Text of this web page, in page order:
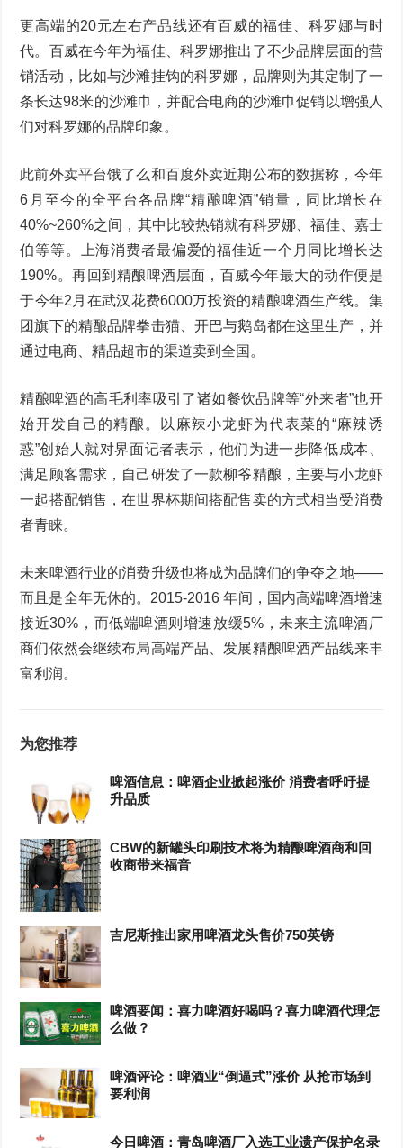
更高端的20元左右产品线还有百威的福佳、科罗娜与时
代。百威在今年为福佳、科罗娜推出了不少品牌层面的营
销活动，比如与沙滩挂钩的科罗娜，品牌则为其定制了一
条长达98米的沙滩巾，并配合电商的沙滩巾促销以增强人
们对科罗娜的品牌印象。
此前外卖平台饿了么和百度外卖近期公布的数据称，今年
6月至今的全平台各品牌“精酿啤酒”销量，同比增长在
40%~260%之间，其中比较热销就有科罗娜、福佳、嘉士
伯等等。上海消费者最偏爱的福佳近一个月同比增长达
190%。再回到精酿啤酒层面，百威今年最大的动作便是
于今年2月在武汉花费6000万投资的精酿啤酒生产线。集
团旗下的精酿品牌拳击猫、开巴与鹅岛都在这里生产，并
通过电商、精品超市的渠道卖到全国。
精酿啤酒的高毛利率吸引了诸如餐饮品牌等“外来者”也开
始开发自己的精酿。以麻辣小龙虾为代表菜的“麻辣诱
惑”创始人就对界面记者表示，他们为进一步降低成本、
满足顾客需求，自己研发了一款柳爷精酿，主要与小龙虾
一起搭配销售，在世界杯期间搭配售卖的方式相当受消费
者青睐。
未来啤酒行业的消费升级也将成为品牌们的争夺之地——
而且是全年无休的。2015-2016 年间，国内高端啤酒增速
接近30%，而低端啤酒则增速放缓5%，未来主流啤酒厂
商们依然会继续布局高端产品、发展精酿啤酒产品线来丰
富利润。
为您推荐
啤酒信息：啤酒企业掀起涨价 消费者呼吁提
升品质
CBW的新罐头印刷技术将为精酿啤酒商和回
收商带来福音
吉尼斯推出家用啤酒龙头售价750英镑
啤酒要闻：喜力啤酒好喝吗？喜力啤酒代理怎
么做？
啤酒评论：啤酒业“倒逼式”涨价 从抢市场到
要利润
今日啤酒：青岛啤酒厂入选工业遗产保护名录